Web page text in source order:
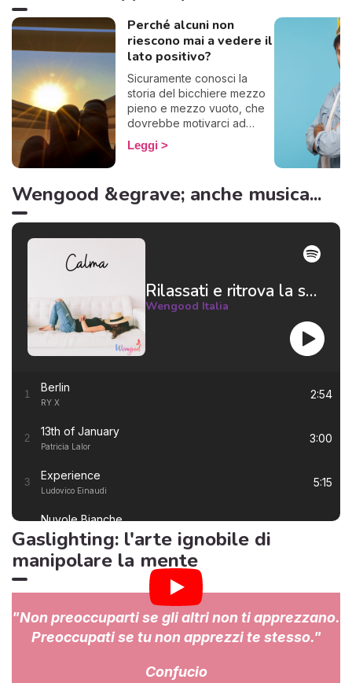
Perché alcuni non
riescono mai a vedere il
lato positivo?
Sicuramente conosci la
storia del bicchiere mezzo
pieno e mezzo vuoto, che
dovrebbe motivarci ad
essere ottimisti. Ecco, alcuni
questo famoso bicchiere lo
via. Insomma, basta con le
pensare positivo.
Leggi
Wengood &egrave; anche musica...
Rilassati e ritrova la serenità 😌
Wengood Italia
1 Berlin
RY X
2:54
2 13th of January
Patricia Lalor
3:00
3 Experience
Ludovico Einaudi
5:15
Nuvole Bianche
Ludovico Einaudi
5 Una Mattina
6
Ludovico Einaudi
6:50
Gaslighting: l'arte ignobile di
manipolare la mente
"Non preoccuparti se gli altri non ti apprezzano.
Preoccupati se tu non apprezzi te stesso."
Confucio